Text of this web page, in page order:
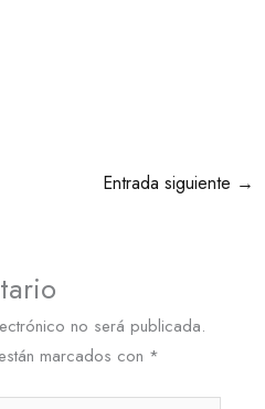
Entrada siguiente →
no será publicada.
marcados con *